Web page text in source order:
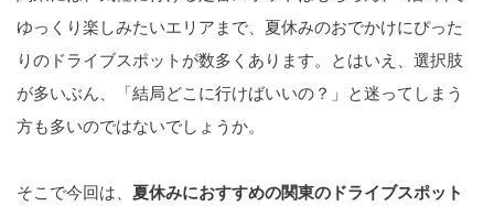
ゆっくり楽しみたいエリアまで、夏休みのおでかけにぴった
りのドライブスポットが数多くあります。とはいえ、選択肢
が多いぶん、「結局どこに行けばいいの？」と迷ってしまう
方も多いのではないでしょうか。
そこで今回は、 夏休みにおすすめの関東のドライブスポット